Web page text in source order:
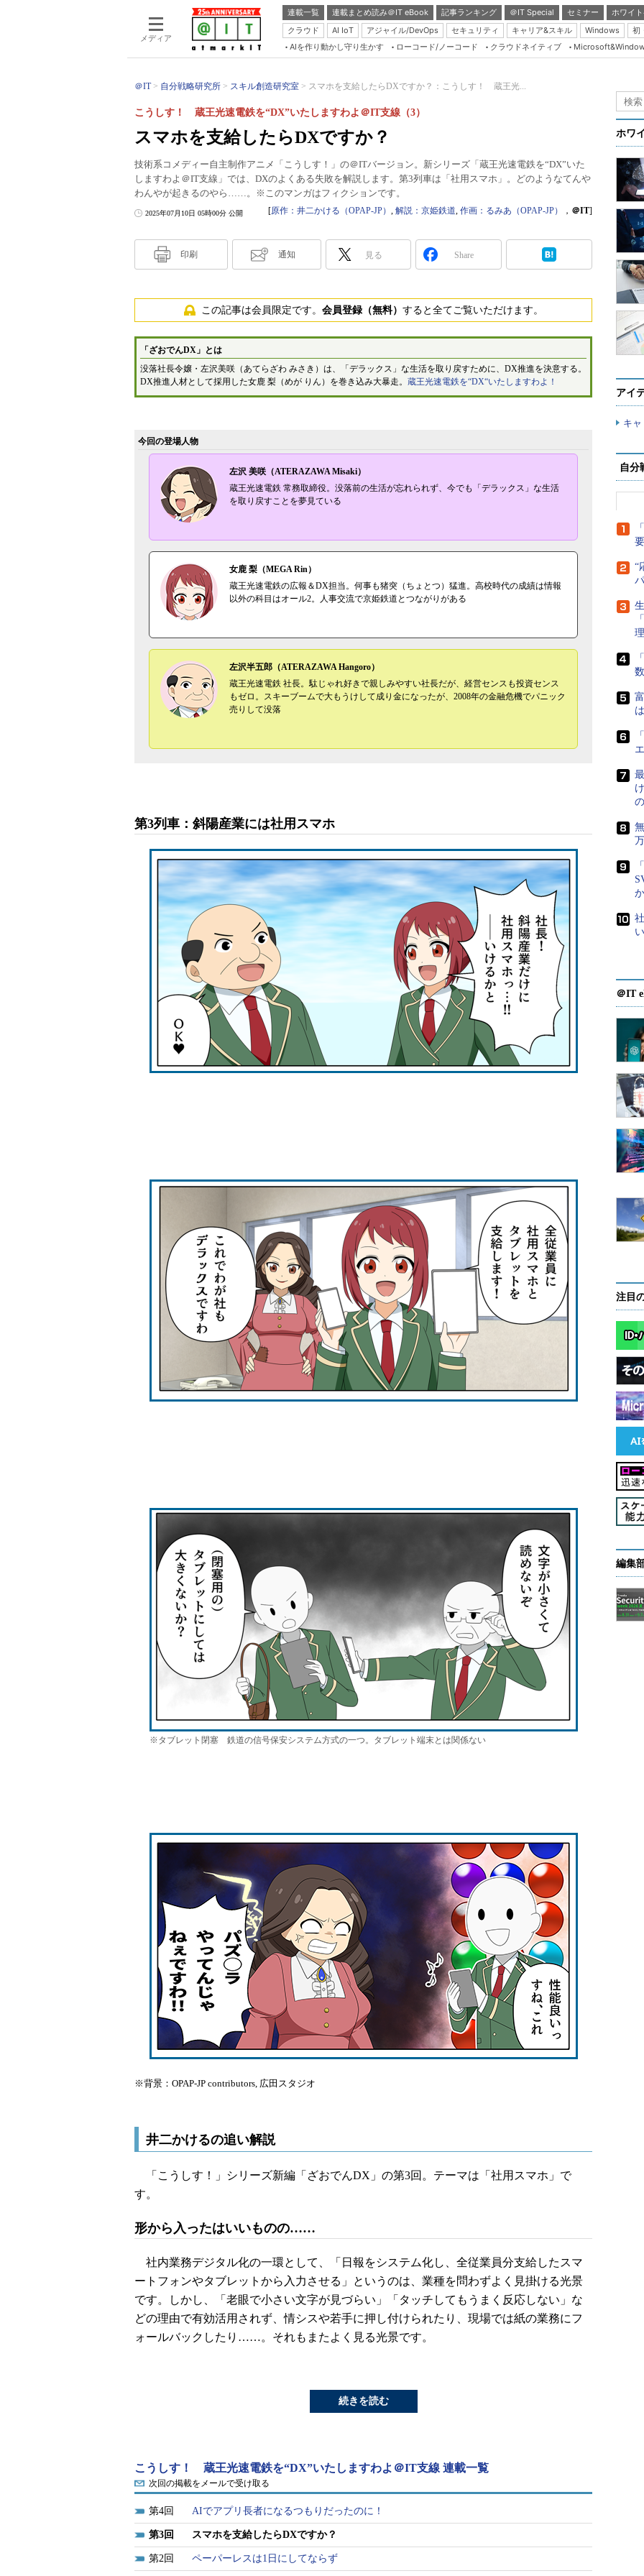
メディア
連載一覧 連載まとめ読み＠IT eBook 記事ランキング ＠IT Special セミナー
ホワイ
クラウド
AI IoT アジャイル/DevOps セキュリティ キャリア&スキル Windows
初
Server & Storage
Database Expert
Master of IP Network
Security & Trust
AIを作り動かし守り生かす ローコード/ノーコード クラウドネイティブ
＠IT 自分戦略研究所 スキル創造研究室 スマホを支給したらDXですか？：こうしす！ 蔵王光...
スマホを支給したらDXですか？
こうしす！ 蔵王光速電鉄を“DX”いたしますわよ＠IT支線（3）
技術系コメディー自主制作アニメ「こうしす！」の＠ITバージョン。新シリーズ「蔵王光速電鉄を“DX”いた
しますわよ＠IT支線」では、DXのよくある失敗を解説します。第3列車は「社用スマホ」。どのようなてんや
わんやが起きるのやら……。※このマンガはフィクションです。
2025年07月10日 05時00分 公開 [原作：井二かける（OPAP-JP） , 解説：京姫鉄道, 作画：るみあ（OPAP-JP） ， ＠IT]
印刷 通知 見る Share
この記事は会員限定です。 会員登録（無料） すると全てご覧いただけます。
「ざおでんDX」とは
没落社長令嬢・左沢美咲（あてらざわ みさき）は、「デラックス」な生活を取り戻すために、DX推進を決意する。
DX推進人材として採用した女鹿 梨（めが りん）を巻き込み大暴走。 蔵王光速電鉄を“DX“いたしますわよ！
今回の登場人物
左沢 美咲（ATERAZAWA Misaki）
蔵王光速電鉄 常務取締役。没落前の生活が忘れられず、今でも「デラックス」な生活
を取り戻すことを夢見ている
女鹿 梨（MEGA Rin）
蔵王光速電鉄の広報＆DX担当。何事も猪突（ちょとつ）猛進。高校時代の成績は情報
以外の科目はオール2。人事交流で京姫鉄道とつながりがある
左沢半五郎（ATERAZAWA Hangoro）
蔵王光速電鉄 社長。駄じゃれ好きで親しみやすい社長だが、経営センスも投資センス
もゼロ。スキーブームで大もうけして成り金になったが、2008年の金融危機でパニック
売りして没落
第3列車：斜陽産業には社用スマホ
※タブレット閉塞 鉄道の信号保安システム方式の一つ。タブレット端末とは関係ない
※背景：OPAP-JP contributors, 広田スタジオ
井二かけるの追い解説
「こうしす！」シリーズ新編「ざおでんDX」の第3回。テーマは「社用スマホ」で
す。
形から入ったはいいものの……
社内業務デジタル化の一環として、「日報をシステム化し、全従業員分支給したスマ
ートフォンやタブレットから入力させる」というのは、業種を問わずよく見掛ける光景
です。しかし、「老眼で小さい文字が見づらい」「タッチしてもうまく反応しない」な
どの理由で有効活用されず、情シスや若手に押し付けられたり、現場では紙の業務にフ
ォールバックしたり……。それもまたよく見る光景です。
続きを読む
こうしす！ 蔵王光速電鉄を“DX”いたしますわよ＠IT支線 連載一覧
次回の掲載をメールで受け取る
4 AIでアプリ長者になるつもりだったのに！
3 スマホを支給したらDXですか？
2 ペーパーレスは1日にしてならず
ホワ
アイ
キ
自分
“
か
＠IT
注目
編集